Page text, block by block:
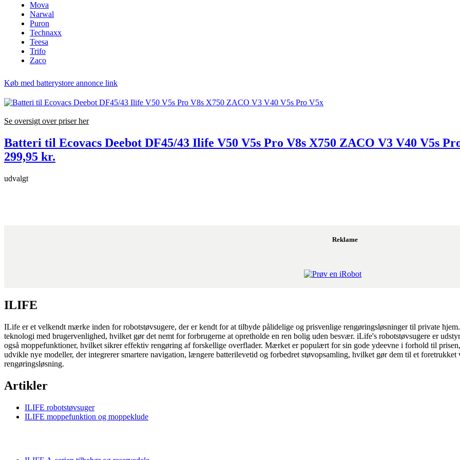
Mova
Narwal
Puron
Technaxx
Teesa
Trifo
Zaco
Køb med batterystore annonce link
Se oversigt over priser her
Batteri til Ecovacs Deebot DF45/43 Ilife V50 V5s Pro V8s X750 ZACO V3 V40 V5s
299,95 kr.
udvalgt
Reklame
ILIFE
ILife er et velkendt mærke inden for robotstøvsugere, der er kendt for at tilbyde pålidelige og prisvenlige rengøringsløsninger til private
teknologi med brugervenlighed, hvilket gør det nemt for forbrugerne at opretholde en ren bolig uden besvær. iLife's robotstøvsugere er
også moppefunktioner, hvilket sikrer effektiv rengøring af forskellige overflader. Mærket er populært for sin gode ydeevne i forhold til
udvikle nye modeller, der integrerer smartere navigation, længere batterilevetid og forbedret støvopsamling, hvilket gør dem til et
rengøringsløsning.
Artikler
ILIFE robotstøvsuger
ILIFE moppefunktion og moppeklude